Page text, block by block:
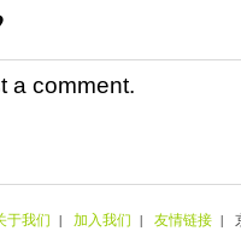
a comment.
于我们 | 加入我们 | 友情链接 |